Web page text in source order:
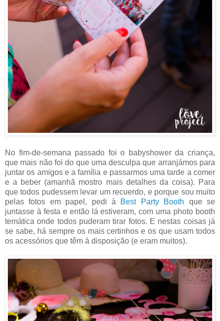
No fim-de-semana passado foi o babyshower da criança,
que mais não foi do que uma desculpa que arranjámos para
juntar os amigos e a família e passarmos uma tarde a comer
e a beber (amanhã mostro mais detalhes da coisa). Para
que todos pudessem levar um recuerdo, e porque sou muito
pelas fotos em papel, pedi à Best Party Booth que se
juntasse à festa e então lá estiveram, com uma photo booth
temática onde todos puderam tirar fotos. E nestas coisas já
se sabe, há sempre os mais certinhos e os que usam todos
os acessórios que têm à disposição (e eram muitos).